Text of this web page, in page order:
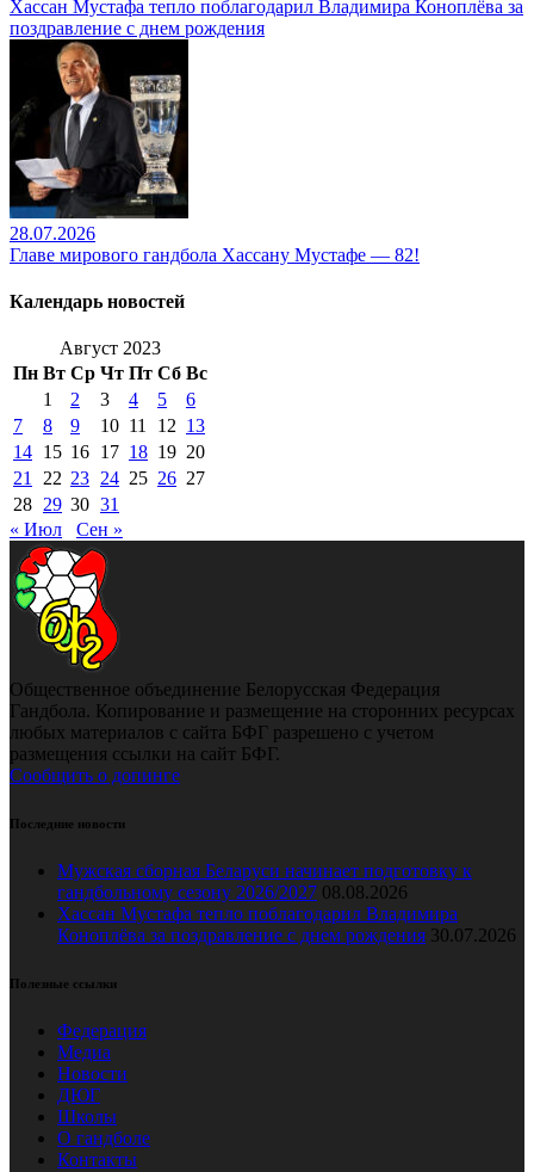
Хассан Мустафа тепло поблагодарил Владимира Коноплёва за
поздравление с днем рождения
28.07.2026
Главе мирового гандбола Хассану Мустафе — 82!
Календарь новостей
Август 2023
Пн Вт Ср Чт Пт Сб Вс
1
2 3 4 5
6
7
8 9 10 11 12 13
14 15 16 17 18 19 20
21 22 23 24 25 26 27
28 29 30 31
« Июл
Сен »
Общественное объединение Белорусская Федерация
Гандбола. Копирование и размещение на сторонних ресурсах
любых материалов с сайта БФГ разрешено с учетом
размещения ссылки на сайт БФГ.
Сообщить о допинге
Последние новости
Мужская сборная Беларуси начинает подготовку к
гандбольному сезону 2026/2027 08.08.2026
Хассан Мустафа тепло поблагодарил Владимира
Коноплёва за поздравление с днем рождения 30.07.2026
Полезные ссылки
Федерация
Медиа
Новости
ДЮГ
Школы
О гандболе
Контакты